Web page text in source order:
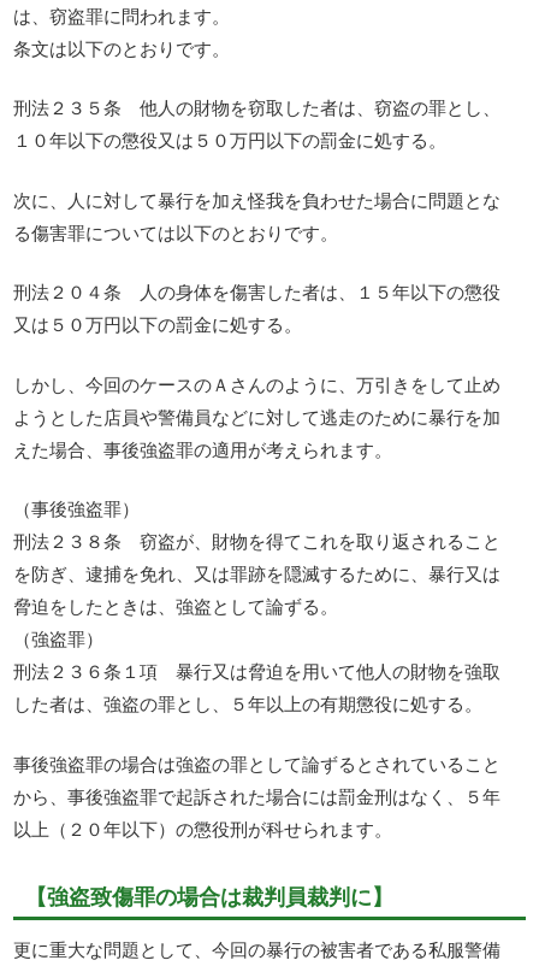
は、窃盗罪に問われます。
条文は以下のとおりです。
刑法２３５条 他人の財物を窃取した者は、窃盗の罪とし、
１０年以下の懲役又は５０万円以下の罰金に処する。
次に、人に対して暴行を加え怪我を負わせた場合に問題とな
る傷害罪については以下のとおりです。
刑法２０４条 人の身体を傷害した者は、１５年以下の懲役
又は５０万円以下の罰金に処する。
しかし、今回のケースのＡさんのように、万引きをして止め
ようとした店員や警備員などに対して逃走のために暴行を加
えた場合、事後強盗罪の適用が考えられます。
（事後強盗罪）
刑法２３８条 窃盗が、財物を得てこれを取り返されること
を防ぎ、逮捕を免れ、又は罪跡を隠滅するために、暴行又は
脅迫をしたときは、強盗として論ずる。
（強盗罪）
刑法２３６条１項 暴行又は脅迫を用いて他人の財物を強取
した者は、強盗の罪とし、５年以上の有期懲役に処する。
事後強盗罪の場合は強盗の罪として論ずるとされていること
から、事後強盗罪で起訴された場合には罰金刑はなく、５年
以上（２０年以下）の懲役刑が科せられます。
【強盗致傷罪の場合は裁判員裁判に】
更に重大な問題として、今回の暴行の被害者である私服警備